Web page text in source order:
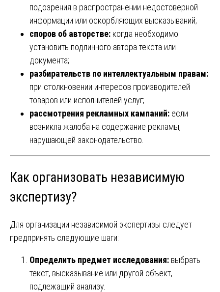
подозрения в распространении недостоверной
информации или оскорбляющих высказываний;
споров об авторстве: когда необходимо
установить подлинного автора текста или
документа;
разбирательств по интеллектуальным правам:
при столкновении интересов производителей
товаров или исполнителей услуг;
рассмотрения рекламных кампаний: если
возникла жалоба на содержание рекламы,
нарушающей законодательство.
Как организовать независимую
экспертизу?
Для организации независимой экспертизы следует
предпринять следующие шаги:
Определить предмет исследования: выбрать
текст, высказывание или другой объект,
подлежащий анализу.